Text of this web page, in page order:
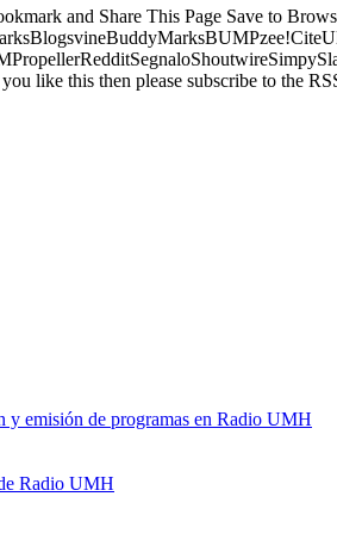
and Share This Page Save to
like this then please subscribe to the
y emisión de programas en Radio UMH
Radio UMH